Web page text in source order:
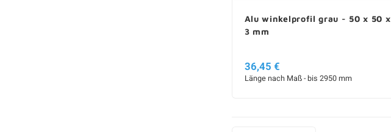
Alu winkelprofil grau - 50 x 50 x
3 mm
36,45 €
Länge nach Maß - bis 2950 mm